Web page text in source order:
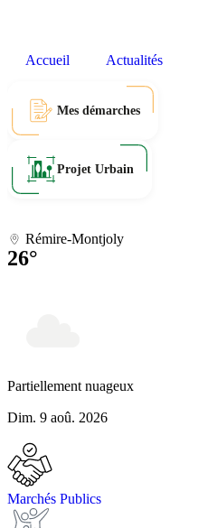
Accueil Actualités
Mes démarches
Projet Urbain
Rémire-Montjoly
26°
Partiellement nuageux
Dim. 9 aoû. 2026
Marchés Publics